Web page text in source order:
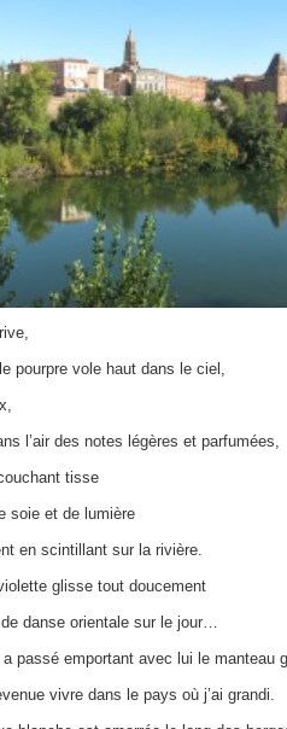
pourpre vole haut dans le ciel,
l’air des notes légères et parfumées,
tisse
soie et de lumière
en scintillant sur la rivière.
glisse tout doucement
danse orientale sur le jour…
a passé emportant avec lui le manteau
vivre dans le pays où j’ai grandi.